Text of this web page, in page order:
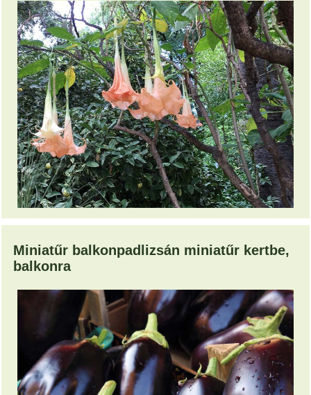
Miniatűr balkonpadlizsán miniatűr kertbe,
balkonra